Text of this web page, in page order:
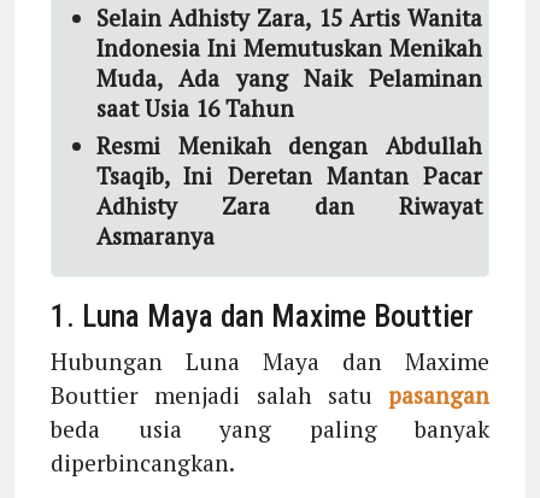
Selain Adhisty Zara, 15 Artis Wanita
Indonesia Ini Memutuskan Menikah
Muda, Ada yang Naik Pelaminan
saat Usia 16 Tahun
Resmi Menikah dengan Abdullah
Tsaqib, Ini Deretan Mantan Pacar
Adhisty Zara dan Riwayat
Asmaranya
1. Luna Maya dan Maxime Bouttier
Hubungan Luna Maya dan Maxime
Bouttier menjadi salah satu pasangan
beda usia yang paling banyak
diperbincangkan.